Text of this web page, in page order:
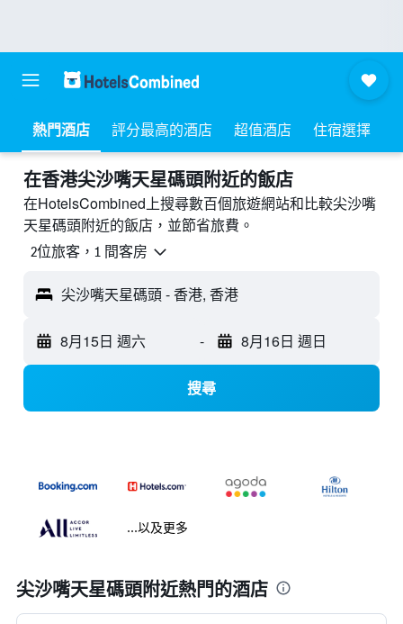
熱門酒店 評分最高的酒店 超值酒店 住宿選擇
​在香港尖沙嘴天星碼頭附近​的飯店
在HotelsCombined上搜尋數百個旅遊網站和比較尖沙嘴
天星碼頭附近的飯店，並節省旅費。
2位旅客，1 間客房
尖沙嘴天星碼頭 - 香港, 香港
8月15日 週六 - 8月16日 週日
搜尋
...以及更多
尖沙嘴天星碼頭附近熱門的酒店